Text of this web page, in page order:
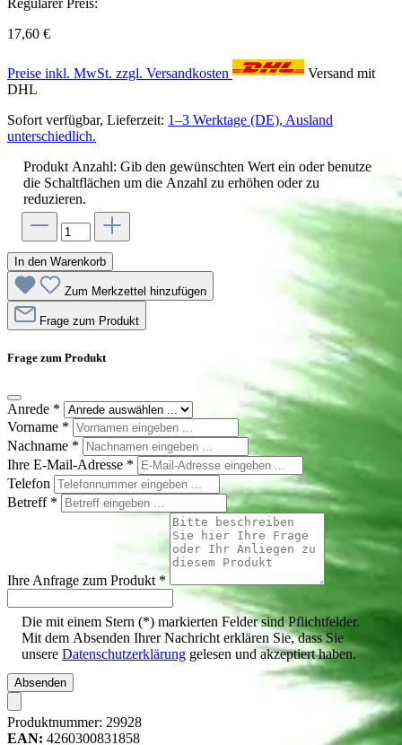
17,60 €
Preise inkl. MwSt. zzgl. Versandkosten
Versand mit
DHL
Sofort verfügbar, Lieferzeit: 1–3 Werktage (DE), Ausland
unterschiedlich.
Produkt Anzahl: Gib den gewünschten Wert ein oder benutze
die Schaltflächen um die Anzahl zu erhöhen oder zu
reduzieren.
In den Warenkorb
Zum Merkzettel hinzufügen
Frage zum Produkt
Frage zum Produkt
Anrede *
Vorname *
Nachname *
Ihre E-Mail-Adresse *
Telefon
Betreff *
Ihre Anfrage zum Produkt *
Die mit einem Stern (*) markierten Felder sind Pflichtfelder.
Mit dem Absenden Ihrer Nachricht erklären Sie, dass Sie
unsere Datenschutzerklärung gelesen und akzeptiert haben.
Absenden
Produktnummer: 29928
EAN: 4260300831858